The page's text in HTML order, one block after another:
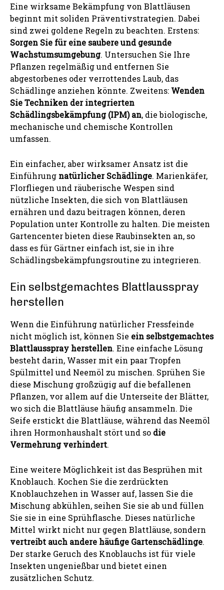
Eine wirksame Bekämpfung von Blattläusen
beginnt mit soliden Präventivstrategien. Dabei
sind zwei goldene Regeln zu beachten. Erstens:
Sorgen Sie für eine saubere und gesunde
Wachstumsumgebung. Untersuchen Sie Ihre
Pflanzen regelmäßig und entfernen Sie
abgestorbenes oder verrottendes Laub, das
Schädlinge anziehen könnte. Zweitens: Wenden
Sie Techniken der integrierten
Schädlingsbekämpfung (IPM) an, die biologische,
mechanische und chemische Kontrollen
umfassen.
Ein einfacher, aber wirksamer Ansatz ist die
Einführung natürlicher Schädlinge. Marienkäfer,
Florfliegen und räuberische Wespen sind
nützliche Insekten, die sich von Blattläusen
ernähren und dazu beitragen können, deren
Population unter Kontrolle zu halten. Die meisten
Gartencenter bieten diese Raubinsekten an, so
dass es für Gärtner einfach ist, sie in ihre
Schädlingsbekämpfungsroutine zu integrieren.
Ein selbstgemachtes Blattlausspray
herstellen
Wenn die Einführung natürlicher Fressfeinde
nicht möglich ist, können Sie ein selbstgemachtes
Blattlausspray herstellen. Eine einfache Lösung
besteht darin, Wasser mit ein paar Tropfen
Spülmittel und Neemöl zu mischen. Sprühen Sie
diese Mischung großzügig auf die befallenen
Pflanzen, vor allem auf die Unterseite der Blätter,
wo sich die Blattläuse häufig ansammeln. Die
Seife erstickt die Blattläuse, während das Neemöl
ihren Hormonhaushalt stört und so die
Vermehrung verhindert.
Eine weitere Möglichkeit ist das Besprühen mit
Knoblauch. Kochen Sie die zerdrückten
Knoblauchzehen in Wasser auf, lassen Sie die
Mischung abkühlen, seihen Sie sie ab und füllen
Sie sie in eine Sprühflasche. Dieses natürliche
Mittel wirkt nicht nur gegen Blattläuse, sondern
vertreibt auch andere häufige Gartenschädlinge.
Der starke Geruch des Knoblauchs ist für viele
Insekten ungenießbar und bietet einen
zusätzlichen Schutz.